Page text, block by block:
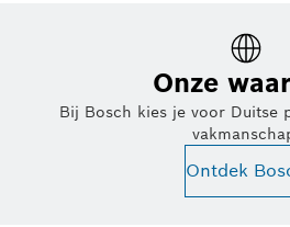
Onze
Bij Bosch kies je voor Duitse
Ontdek